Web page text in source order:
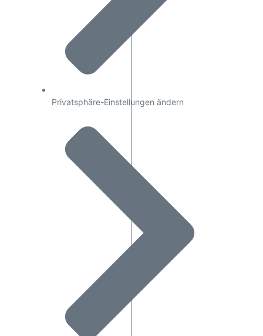
Privatsphäre-Einstellungen ändern